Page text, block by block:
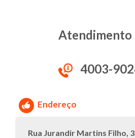
Atendimento
4003-
Endereço
Rua Jurandir Martins Filho,